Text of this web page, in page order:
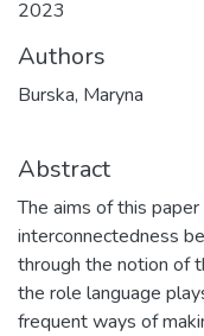
2023
Authors
Burska, Maryna
Abstract
The aims of this
interconnectedness
through the notion of
the role language
frequent ways of